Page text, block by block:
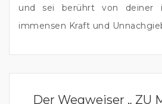
und sei berührt von deiner
immensen Kraft und
GLÜCKLICHES UND ERFÜLLTES LEBEN
Der Wegweiser „ ZU